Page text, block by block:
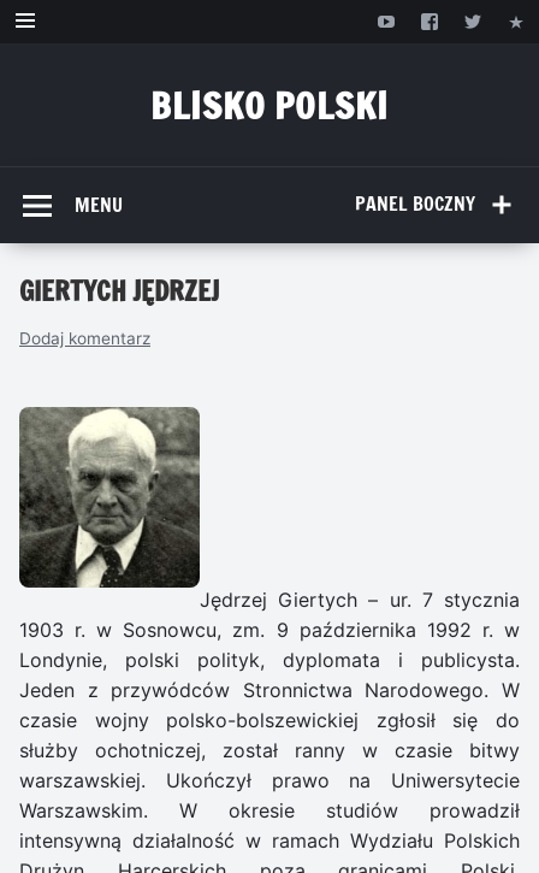
Przejdź
BLISKO POLSKI
PANEL BOCZNY
MENU
GIERTYCH JĘDRZEJ
Dodaj komentarz
Jędrzej Giertych – ur. 7 stycznia
1903 r. w Sosnowcu, zm. 9 października 1992 r. w
Londynie, polski polityk, dyplomata i publicysta.
Jeden z przywódców Stronnictwa Narodowego. W
czasie wojny polsko-bolszewickiej zgłosił się do
służby ochotniczej, został ranny w czasie bitwy
warszawskiej. Ukończył prawo na Uniwersytecie
Warszawskim. W okresie studiów prowadził
intensywną działalność w ramach Wydziału Polskich